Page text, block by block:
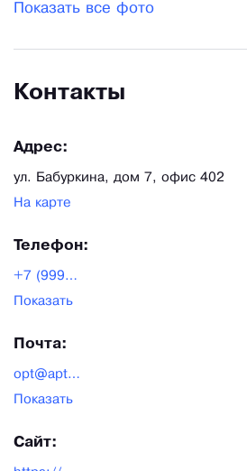
Показать все фото
Контакты
Адрес:
ул. Бабуркина, дом 7, офис 402
На карте
Телефон:
+7 (999) 476-96-13
Показать
Почта:
opt@apteka-altai.ru
Показать
Сайт: